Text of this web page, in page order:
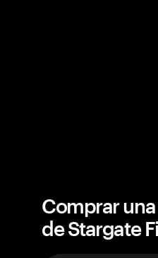
Comprar
de Stargate